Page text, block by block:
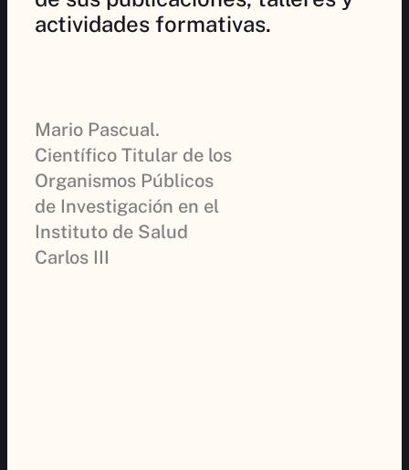
actividades formativas.
Mario Pascual.
Científico Titular de los
Organismos Públicos
de Investigación en el
Instituto de Salud
Carlos III